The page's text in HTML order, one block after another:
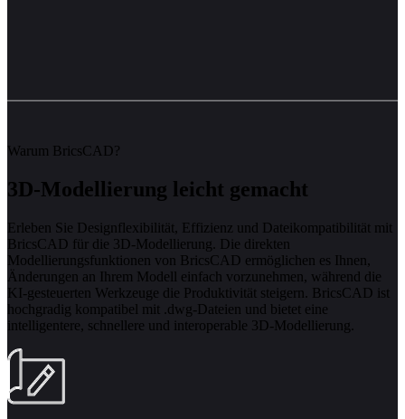
Warum BricsCAD?
3D-Modellierung leicht gemacht
Erleben Sie Designflexibilität, Effizienz und Dateikompatibilität mit
BricsCAD für die 3D-Modellierung. Die direkten
Modellierungsfunktionen von BricsCAD ermöglichen es Ihnen,
Änderungen an Ihrem Modell einfach vorzunehmen, während die
KI-gesteuerten Werkzeuge die Produktivität steigern. BricsCAD ist
hochgradig kompatibel mit .dwg-Dateien und bietet eine
intelligentere, schnellere und interoperable 3D-Modellierung.